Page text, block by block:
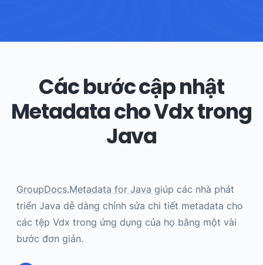
Các bước cập nhật
Metadata cho Vdx trong
Java
GroupDocs.Metadata for Java giúp các nhà phát
triển Java dễ dàng chỉnh sửa chi tiết metadata cho
các tệp Vdx trong ứng dụng của họ bằng một vài
bước đơn giản.